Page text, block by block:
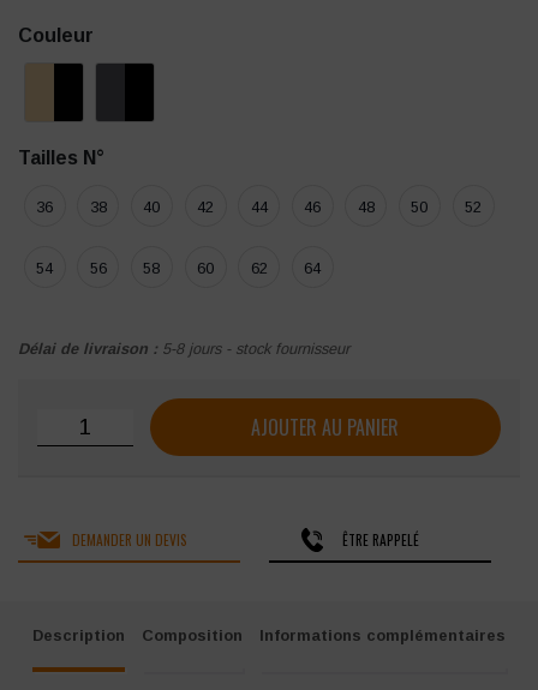
Couleur
Tailles N°
36 38 40 42 44 46 48 50 52
54 56 58 60 62 64
Délai de livraison : 5-8 jours - stock fournisseur
quantité de Pantalon genouillères Molinel Evolve
AJOUTER AU PANIER
DEMANDER UN DEVIS ÊTRE RAPPELÉ
Description Composition Informations complémentaires